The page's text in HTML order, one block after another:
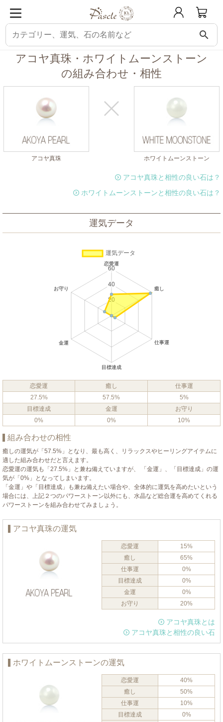
search
パスクル 組み合わせ・相性チェック アコヤ真珠と相性の良い石 アコヤ
アコヤ真珠・ホワイトムーンストーン
の組み合わせ・相性
アコヤ真珠 ホワイトムーンストーン
アコヤ真珠と相性の良い石は？
ホワイトムーンストーンと相性の良い石は？
運気データ
恋愛運 癒し
仕事運
27.5%
57.5%
5%
目標達成
金運
お守り
0%
0% 10%
組み合わせの相性
癒しの運気が「57.5%」となり、最も高く、リラックスやヒーリングアイテムに
適した組み合わせだと言えます。
恋愛運の運気も「27.5%」と兼ね備えていますが、 「金運」、「目標達成」の運
気が「0%」となってしまいます。
「金運」や「目標達成」も兼ね備えたい場合や、全体的に運気を高めたいという
場合には、上記２つのパワーストーン以外にも、水晶など総合運を高めてくれる
パワーストーンを組み合わせてみましょう。
アコヤ真珠の運気
恋愛運
15%
癒し
65%
仕事運
0%
目標達成
0%
金運
0%
お守り
20%
アコヤ真珠とは
アコヤ真珠と相性の良い石
ホワイトムーンストーンの運気
恋愛運
40%
癒し
50%
仕事運
10%
目標達成
0%